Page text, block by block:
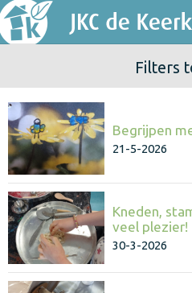
Bellen E-mail
Filters
Begrijpen
21-5-2026
Kneden,
veel plezier!
30-3-2026